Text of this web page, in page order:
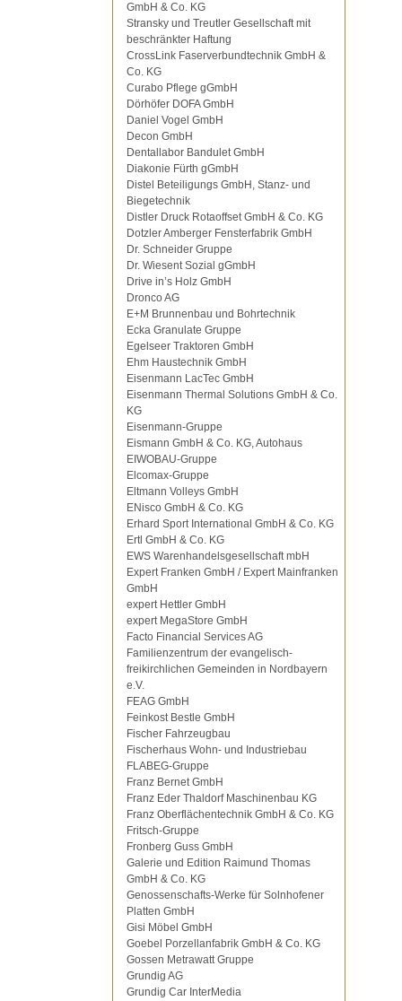
GmbH & Co. KG
Stransky und Treutler Gesellschaft mit
beschränkter Haftung
CrossLink Faserverbundtechnik GmbH &
Co. KG
Curabo Pflege gGmbH
Dörhöfer DOFA GmbH
Daniel Vogel GmbH
Decon GmbH
Dentallabor Bandulet GmbH
Diakonie Fürth gGmbH
Distel Beteiligungs GmbH, Stanz- und
Biegetechnik
Distler Druck Rotaoffset GmbH & Co. KG
Dotzler Amberger Fensterfabrik GmbH
Dr. Schneider Gruppe
Dr. Wiesent Sozial gGmbH
Drive in’s Holz GmbH
Dronco AG
E+M Brunnenbau und Bohrtechnik
Ecka Granulate Gruppe
Egelseer Traktoren GmbH
Ehm Haustechnik GmbH
Eisenmann LacTec GmbH
Eisenmann Thermal Solutions GmbH & Co.
KG
Eisenmann-Gruppe
Eismann GmbH & Co. KG, Autohaus
EIWOBAU-Gruppe
Elcomax-Gruppe
Eltmann Volleys GmbH
ENisco GmbH & Co. KG
Erhard Sport International GmbH & Co. KG
Ertl GmbH & Co. KG
EWS Warenhandelsgesellschaft mbH
Expert Franken GmbH / Expert Mainfranken
GmbH
expert Hettler GmbH
expert MegaStore GmbH
Facto Financial Services AG
Familienzentrum der evangelisch-
freikirchlichen Gemeinden in Nordbayern
e.V.
FEAG GmbH
Feinkost Bestle GmbH
Fischer Fahrzeugbau
Fischerhaus Wohn- und Industriebau
FLABEG-Gruppe
Franz Bernet GmbH
Franz Eder Thaldorf Maschinenbau KG
Franz Oberflächentechnik GmbH & Co. KG
Fritsch-Gruppe
Fronberg Guss GmbH
Galerie und Edition Raimund Thomas
GmbH & Co. KG
Genossenschafts-Werke für Solnhofener
Platten GmbH
Gisi Möbel GmbH
Goebel Porzellanfabrik GmbH & Co. KG
Gossen Metrawatt Gruppe
Grundig AG
Grundig Car InterMedia